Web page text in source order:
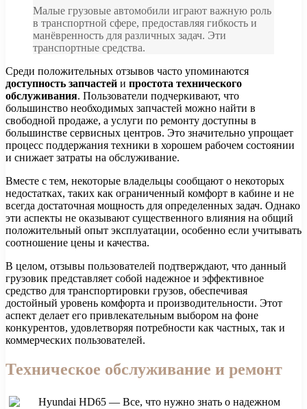
Малые грузовые автомобили играют важную роль
в транспортной сфере, предоставляя гибкость и
манёвренность для различных задач. Эти
транспортные средства.
Среди положительных отзывов часто упоминаются
доступность запчастей и простота технического
обслуживания. Пользователи подчеркивают, что
большинство необходимых запчастей можно найти в
свободной продаже, а услуги по ремонту доступны в
большинстве сервисных центров. Это значительно упрощает
процесс поддержания техники в хорошем рабочем состоянии
и снижает затраты на обслуживание.
Вместе с тем, некоторые владельцы сообщают о некоторых
недостатках, таких как ограниченный комфорт в кабине и не
всегда достаточная мощность для определенных задач. Однако
эти аспекты не оказывают существенного влияния на общий
положительный опыт эксплуатации, особенно если учитывать
соотношение цены и качества.
В целом, отзывы пользователей подтверждают, что данный
грузовик представляет собой надежное и эффективное
средство для транспортировки грузов, обеспечивая
достойный уровень комфорта и производительности. Этот
аспект делает его привлекательным выбором на фоне
конкурентов, удовлетворяя потребности как частных, так и
коммерческих пользователей.
Техническое обслуживание и ремонт